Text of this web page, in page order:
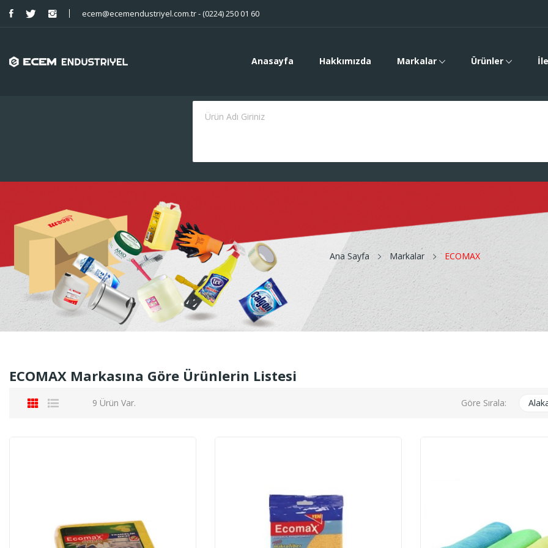
ecem@ecemendustriyel.com.tr - (0224) 250 01 60
Anasayfa Hakkımızda Markalar Ürünler
Ana Sayfa Markalar ECOMAX
ECOMAX Markasına Göre Ürünlerin Listesi
9 Ürün Var. Göre Sırala: